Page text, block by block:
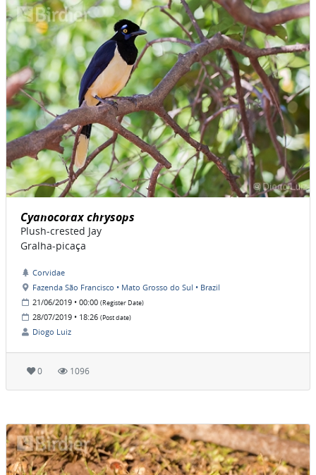
Cyanocorax chrysops
Plush-crested Jay
Gralha-picaça
Corvidae
Fazenda São Francisco • Mato Grosso do Sul • Brazil
21/06/2019 • 00:00 (Register Date)
28/07/2019 • 18:26 (Post date)
Diogo Luiz
0 1096